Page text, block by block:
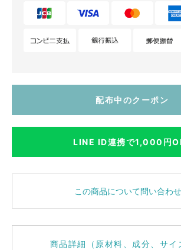
配布中のクーポン
LINE ID連携で1,000円
この商品について問い合わ
商品詳細（原材料、成分、サイ